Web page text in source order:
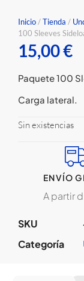
Inicio/Tienda /
100 Sleeves
15,00€
Paquete 100
Carga lateral.
Sin existencias
ENVÍO
A partir
SKU
Categoría